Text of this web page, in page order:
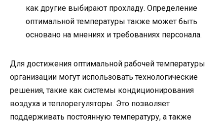
как другие выбирают прохладу. Определение
оптимальной температуры также может быть
основано на мнениях и требованиях персонала.
Для достижения оптимальной рабочей температуры
организации могут использовать технологические
решения, такие как системы кондиционирования
воздуха и теплорегуляторы. Это позволяет
поддерживать постоянную температуру, а также